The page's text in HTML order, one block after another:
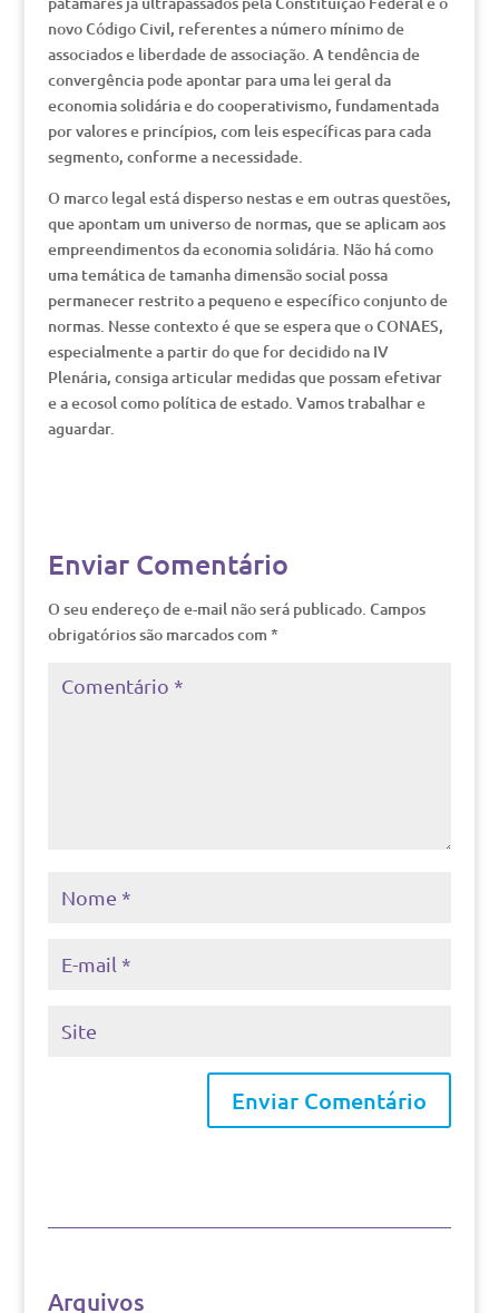
novo Código Civil, referentes a número mínimo de
associados e liberdade de associação. A tendência de
convergência pode apontar para uma lei geral da
economia solidária e do cooperativismo, fundamentada
por valores e princípios, com leis específicas para cada
segmento, conforme a necessidade.
O marco legal está disperso nestas e em outras questões,
que apontam um universo de normas, que se aplicam aos
empreendimentos da economia solidária. Não há como
uma temática de tamanha dimensão social possa
permanecer restrito a pequeno e específico conjunto de
normas. Nesse contexto é que se espera que o CONAES,
especialmente a partir do que for decidido na IV
Plenária, consiga articular medidas que possam efetivar
e a ecosol como política de estado. Vamos trabalhar e
aguardar.
Enviar Comentário
O seu endereço de e-mail não será publicado. Campos
obrigatórios são marcados com *
Arquivos